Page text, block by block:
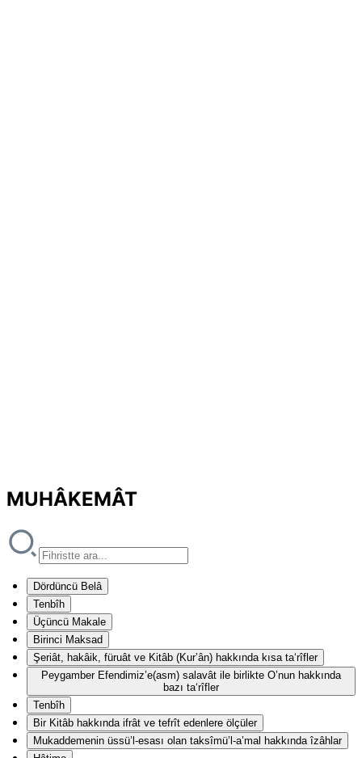
MUHÂKEMÂT
Dördüncü Belâ
Tenbîh
Üçüncü Makale
Birinci Maksad
Şeriât, hakâik, füruât ve Kitâb (Kur’ân) hakkında kısa ta‘rîfler
Peygamber Efendimiz’e(asm) salavât ile birlikte O’nun hakkında
bazı ta‘rîfler
Tenbîh
Bir Kitâb hakkında ifrât ve tefrît edenlere ölçüler
Mukaddemenin üssü’l-esası olan taksîmü’l-a’mal hakkında îzâhlar